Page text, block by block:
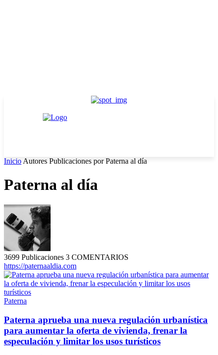
Inicio Autores Publicaciones por Paterna al día
Paterna al día
3699 Publicaciones 3 COMENTARIOS
https://paternaaldia.com
Paterna
Paterna aprueba una nueva regulación urbanística
para aumentar la oferta de vivienda, frenar la
especulación y limitar los usos turísticos